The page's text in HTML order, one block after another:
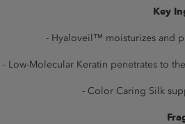
Key
- Hyaloveil™ moisturizes and
- Low-Molecular Keratin penetrates to
- Color Caring Silk